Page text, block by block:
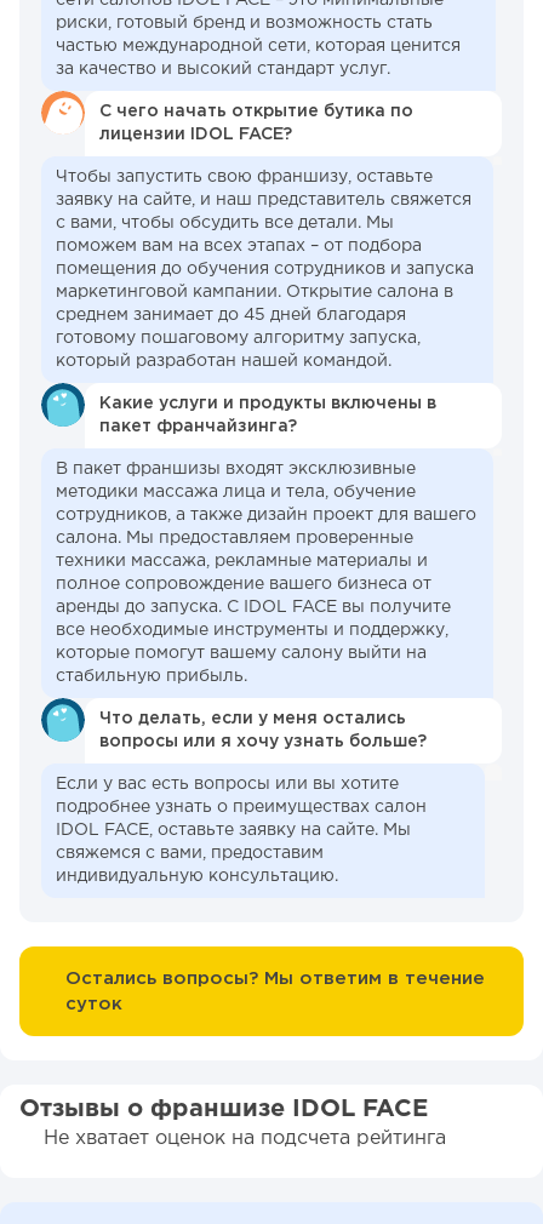
риски, готовый бренд и возможность стать
частью международной сети, которая ценится
за качество и высокий стандарт услуг.
С чего начать открытие бутика по
лицензии IDOL FACE?
Чтобы запустить свою франшизу, оставьте
заявку на сайте, и наш представитель свяжется
с вами, чтобы обсудить все детали. Мы
поможем вам на всех этапах – от подбора
помещения до обучения сотрудников и запуска
маркетинговой кампании. Открытие салона в
среднем занимает до 45 дней благодаря
готовому пошаговому алгоритму запуска,
который разработан нашей командой.
Какие услуги и продукты включены в
пакет франчайзинга?
В пакет франшизы входят эксклюзивные
методики массажа лица и тела, обучение
сотрудников, а также дизайн проект для вашего
салона. Мы предоставляем проверенные
техники массажа, рекламные материалы и
полное сопровождение вашего бизнеса от
аренды до запуска. С IDOL FACE вы получите
все необходимые инструменты и поддержку,
которые помогут вашему салону выйти на
стабильную прибыль.
Что делать, если у меня остались
вопросы или я хочу узнать больше?
Если у вас есть вопросы или вы хотите
подробнее узнать о преимуществах салон
IDOL FACE, оставьте заявку на сайте. Мы
свяжемся с вами, предоставим
индивидуальную консультацию.
Остались вопросы? Мы ответим в течение
суток
Отзывы о франшизе IDOL FACE
Не хватает оценок на подсчета рейтинга